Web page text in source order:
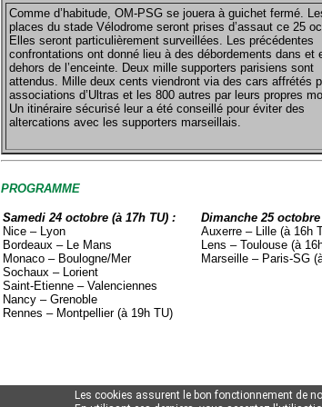
Comme d’habitude, OM-PSG se jouera à guichet fermé.
places du stade Vélodrome seront prises d’assaut ce 25
Elles seront particulièrement surveillées. Les précédentes
confrontations ont donné lieu à des débordements dans et
dehors de l’enceinte. Deux mille supporters parisiens sont
attendus. Mille deux cents viendront via des cars affrétés
associations d’Ultras et les 800 autres par leurs propres
Un itinéraire sécurisé leur a été conseillé pour éviter des
altercations avec les supporters marseillais.
PROGRAMME
Samedi 24 octobre (à 17h TU) :
Nice – Lyon
Bordeaux – Le Mans
Monaco – Boulogne/Mer
Sochaux – Lorient
Saint-Etienne – Valenciennes
Nancy – Grenoble
Rennes – Montpellier (à 19h TU)
Dimanche 25
Auxerre – Lille (à 16h
Lens – Toulouse (à
Marseille – Paris-SG
Les cookies assurent le bon fonctionnement de